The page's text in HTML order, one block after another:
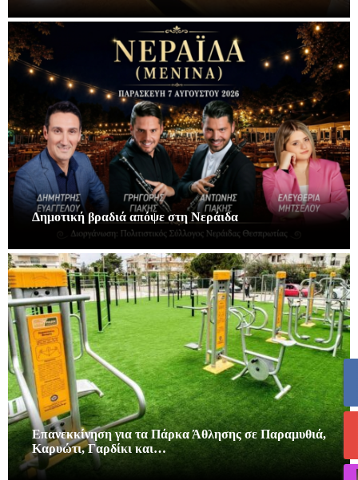
Δημοτική βραδιά απόψε στη Νεράιδα
Επανεκκίνηση για τα Πάρκα Άθλησης σε Παραμυθιά,
Καρυώτι, Γαρδίκι και…